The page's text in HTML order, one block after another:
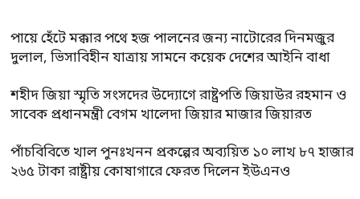
পায়ে হেঁটে মক্কার পথে হজ পালনের জন্য নাটোরের দিনমজুর
দুলাল, ভিসাবিহীন যাত্রায় সামনে কয়েক দেশের আইনি বাধা
শহীদ জিয়া স্মৃতি সংসদের উদ্যোগে রাষ্ট্রপতি জিয়াউর রহমান ও
সাবেক প্রধানমন্ত্রী বেগম খালেদা জিয়ার মাজার জিয়ারত
পাঁচবিবিতে খাল পুনঃখনন প্রকল্পের অব্যয়িত ১০ লাখ ৮৭ হাজার
২৬৫ টাকা রাষ্ট্রীয় কোষাগারে ফেরত দিলেন ইউএনও